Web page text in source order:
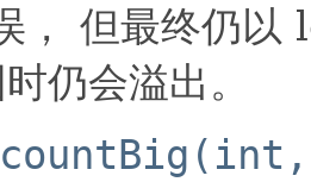
， 但最终仍以
仍会溢出。